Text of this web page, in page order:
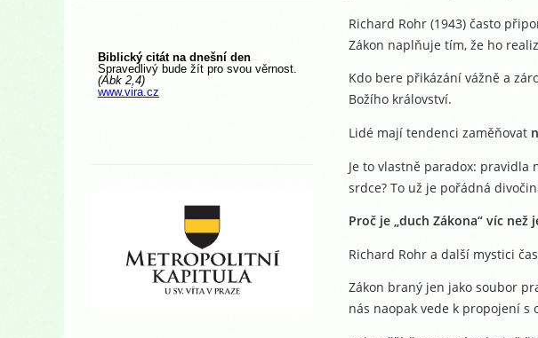
Richard Rohr (1943) často
Zákon naplňuje tím, že ho
Kdo bere přikázání vážně a
Božího království.
Lidé mají tendenci zaměňovat
Je to vlastně paradox: pravidla
srdce? To už je pořádná
Proč je „duch Zákona“ víc než
Richard Rohr a další mystici
Zákon braný jen jako soubor
nás naopak vede k propojení s